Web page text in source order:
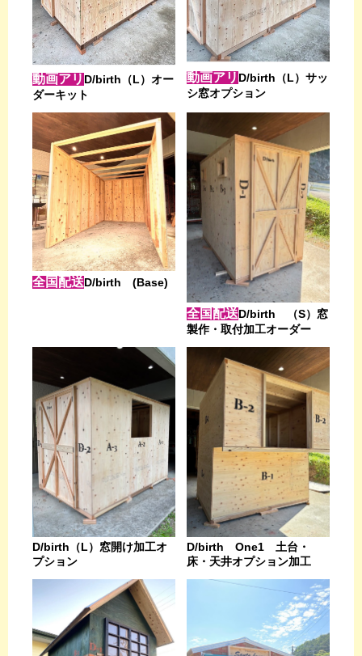
動画アリ D/birth（L）オー
ダーキット
動画アリ D/birth（L）サッ
シ窓オプション
全国配送D/birth (Base)
全国配送D/birth （S）窓
製作・取付加工オーダー
D/birth（L）窓開け加工オ
プション
D/birth One1 土台・
床・天井オプション加工